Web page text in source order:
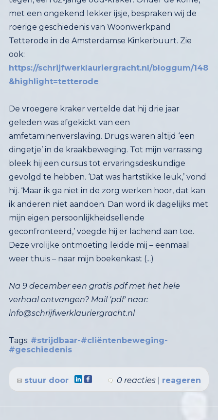
ook:
https://schrijfwerklauriergracht.nl/bloggum/148
&highlight=tetterode
De vroegere kraker vertelde dat hij drie jaar
geleden was afgekickt van een
amfetaminenverslaving. Drugs waren altijd ‘een
dingetje’ in de kraakbeweging. Tot mijn verrassing
bleek hij een cursus tot ervaringsdeskundige
gevolgd te hebben. ‘Dat was hartstikke leuk,’ vond
hij. ‘Maar ik ga niet in de zorg werken hoor, dat kan
ik anderen niet aandoen. Dan word ik dagelijks met
mijn eigen persoonlijkheidsellende
geconfronteerd,’ voegde hij er lachend aan toe.
Deze vrolijke ontmoeting leidde mij – eenmaal
weer thuis – naar mijn boekenkast (...)
Na 9 december een gratis pdf met het hele
verhaal ontvangen? Mail 'pdf' naar:
info@schrijfwerklauriergracht.nl
Tags: #strijdbaar-#cliëntenbeweging-
#geschiedenis
0 reacties reageren
stuur door